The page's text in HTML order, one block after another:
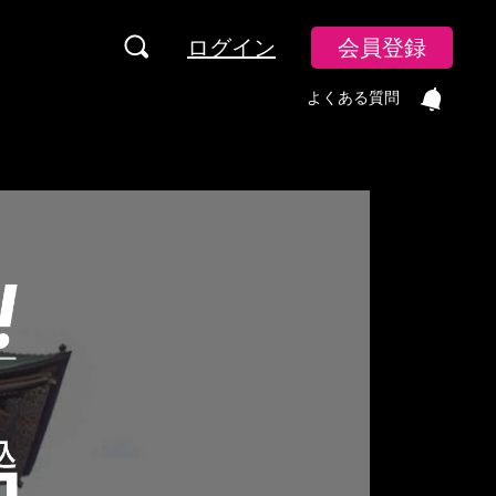
ログイン 会員登録
よくある質問